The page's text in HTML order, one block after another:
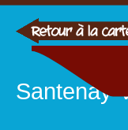
Santenay